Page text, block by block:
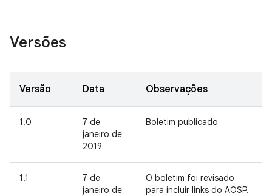
Versões
Versão Data Observações
1.0
7 de
janeiro de
2019
Boletim publicado
1.1
7 de
janeiro de
O boletim foi revisado
para incluir links do AOSP.